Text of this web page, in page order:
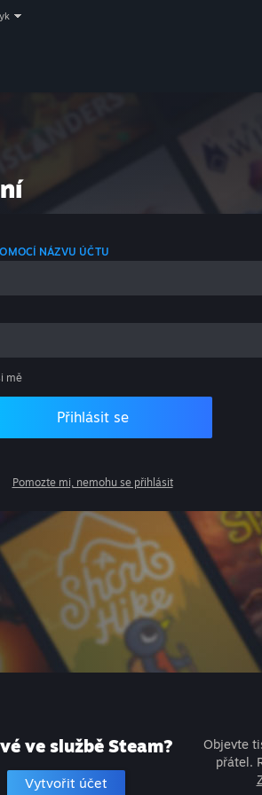
NÁZVU ÚČTU
mě
Přihlásit se
Pomozte mi, nemohu se přihlásit
ve službě Steam?
Vytvořit účet
Objevte
přátel.